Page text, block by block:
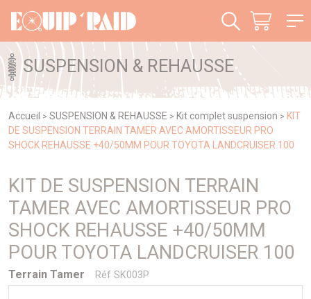
SUSPENSION & REHAUSSE
Accueil > SUSPENSION & REHAUSSE > Kit complet suspension > KIT
DE SUSPENSION TERRAIN TAMER AVEC AMORTISSEUR PRO
SHOCK REHAUSSE +40/50MM POUR TOYOTA LANDCRUISER 100
KIT DE SUSPENSION TERRAIN
TAMER AVEC AMORTISSEUR PRO
SHOCK REHAUSSE +40/50MM
POUR TOYOTA LANDCRUISER 100
Terrain Tamer Réf SK003P
Panneau de gestion des cookies